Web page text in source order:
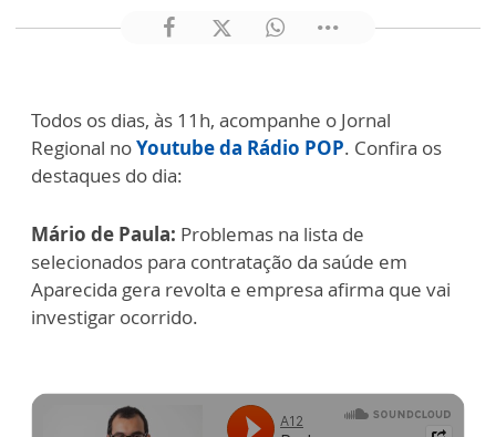
Todos os dias, às 11h, acompanhe o Jornal
Regional noYoutube da Rádio POP. Confira os
destaques do dia:
Mário de Paula: Problemas na lista de
selecionados para contratação da saúde em
Aparecida gera revolta e empresa afirma que vai
investigar ocorrido.